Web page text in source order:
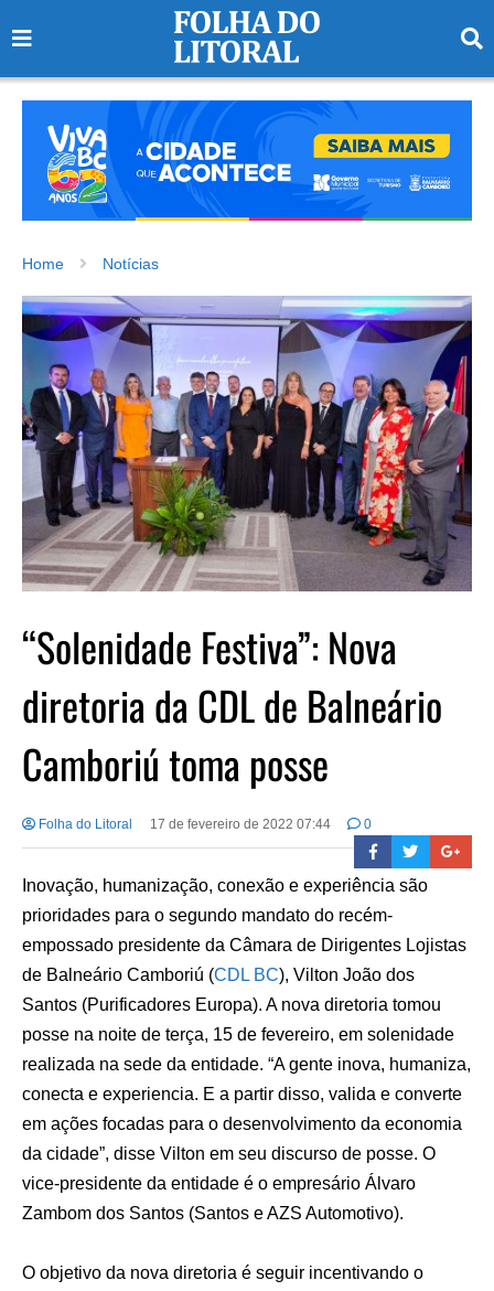
Home Notícias
“Solenidade Festiva”: Nova
diretoria da CDL de Balneário
Camboriú toma posse
Folha do Litoral 17 de fevereiro de 2022 07:44 0
Inovação, humanização, conexão e experiência são
prioridades para o segundo mandato do recém-
empossado presidente da Câmara de Dirigentes Lojistas
de Balneário Camboriú (CDL BC), Vilton João dos
Santos (Purificadores Europa). A nova diretoria tomou
posse na noite de terça, 15 de fevereiro, em solenidade
realizada na sede da entidade. “A gente inova, humaniza,
conecta e experiencia. E a partir disso, valida e converte
em ações focadas para o desenvolvimento da economia
da cidade”, disse Vilton em seu discurso de posse. O
vice-presidente da entidade é o empresário Álvaro
Zambom dos Santos (Santos e AZS Automotivo).
O objetivo da nova diretoria é seguir incentivando o